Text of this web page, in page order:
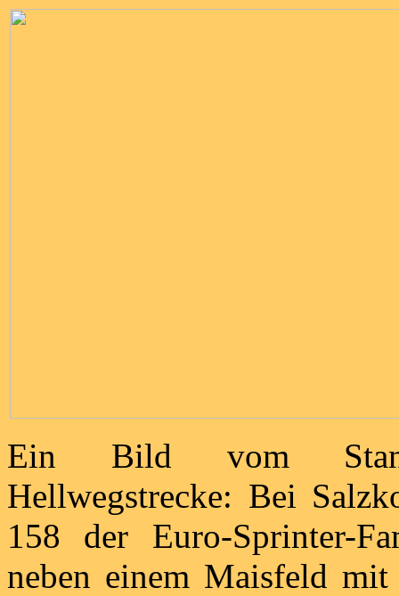
Ein Bild vom
Hellwegstrecke: Bei
158 der Euro-Sprinter-
neben einem Maisfeld mit